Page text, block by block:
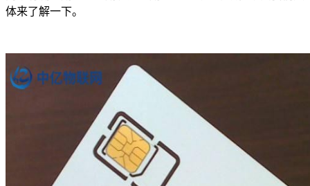
体来了解一下。